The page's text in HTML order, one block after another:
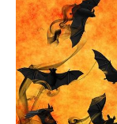
Bal d'Halloween
fêtes.